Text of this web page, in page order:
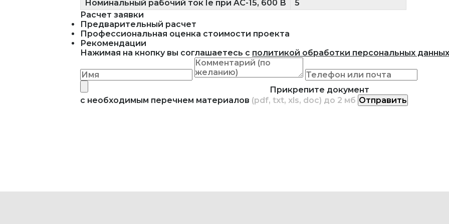
Номинальный рабочий ток Ie при AC-15, 600 В
5
Расчет заявки
Предварительный расчет
Профессиональная оценка стоимости проекта
Рекомендации
Нажимая на кнопку вы соглашаетесь с политикой обработки персональных данных
Прикрепите документ
с необходимым перечнем материалов (pdf, txt, xls, doc) до 2 мб Отправить